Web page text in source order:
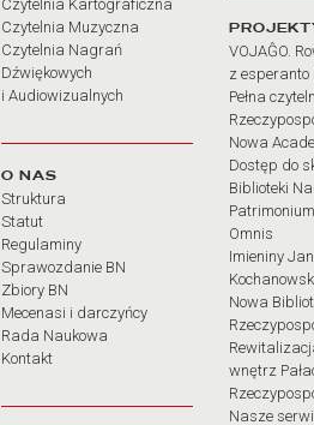
Czytelnia Kartograficzna
Czytelnia Muzyczna
Czytelnia Nagrań
Dźwiękowych
i Audiowizualnych
O NAS
Struktura
Statut
Regulaminy
Sprawozdanie BN
Zbiory BN
Mecenasi i darczyńcy
Rada Naukowa
Kontakt
VOJAĜO.
z esperanto
Pełna
Nowa
Dostęp do
Biblioteki
Patrimonium
Omnis
Imieniny
Nowa
wnętrz
Nasze